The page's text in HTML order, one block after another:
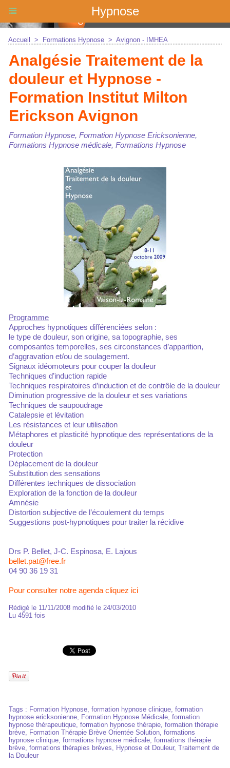
Hypnose
Accueil > Formations Hypnose > Avignon - IMHEA
Analgésie Traitement de la
douleur et Hypnose -
Formation Institut Milton
Erickson Avignon
Formation Hypnose, Formation Hypnose Ericksonienne,
Formations Hypnose médicale, Formations Hypnose
Programme
Approches hypnotiques différenciées selon :
le type de douleur, son origine, sa topographie, ses
composantes temporelles, ses circonstances d’apparition,
d’aggravation et/ou de soulagement.
Signaux idéomoteurs pour couper la douleur
Techniques d’induction rapide
Techniques respiratoires d’induction et de contrôle de la douleur
Diminution progressive de la douleur et ses variations
Techniques de saupoudrage
Catalepsie et lévitation
Les résistances et leur utilisation
Métaphores et plasticité hypnotique des représentations de la
douleur
Protection
Déplacement de la douleur
Substitution des sensations
Différentes techniques de dissociation
Exploration de la fonction de la douleur
Amnésie
Distortion subjective de l’écoulement du temps
Suggestions post-hypnotiques pour traiter la récidive
Drs P. Bellet, J-C. Espinosa, E. Lajous
bellet.pat@free.fr
04 90 36 19 31
Pour consulter notre agenda cliquez ici
Rédigé le 11/11/2008 modifié le 24/03/2010
Lu 4591 fois
Tags : Formation Hypnose, formation hypnose clinique, formation
hypnose ericksonienne, Formation Hypnose Médicale, formation
hypnose thérapeutique, formation hypnose thérapie, formation thérapie
brève, Formation Thérapie Brève Orientée Solution, formations
hypnose clinique, formations hypnose médicale, formations thérapie
brève, formations thérapies brèves, Hypnose et Douleur, Traitement de
la Douleur